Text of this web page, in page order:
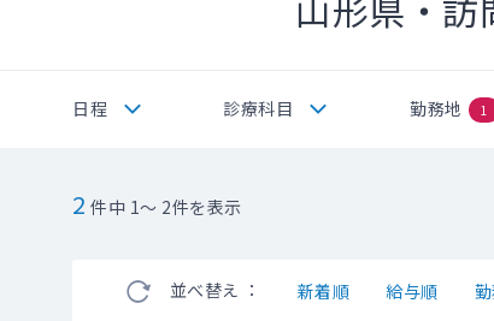
日程 診療科目 勤務地 1
2 件中 1～ 2件を表示
並べ替え ： 新着順 給与順